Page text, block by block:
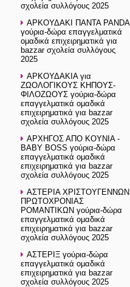
σχολεία συλλόγους 2025
ΑΡΚΟΥΔΑΚΙ ΠΑΝΤΑ PANDA
γούρια-δώρα επαγγελματικά
ομαδικά επιχειρηματικά για
bazzar σχολεία συλλόγους
2025
ΑΡΚΟΥΔΑΚΙΑ για
ΖΩΟΛΟΓΙΚΟΥΣ ΚΗΠΟΥΣ-
ΦΙΛΟΖΩΟΥΣ γούρια-δώρα
επαγγελματικά ομαδικά
επιχειρηματικά για bazzar
σχολεία συλλόγους 2025
ΑΡΧΗΓΟΣ ΑΠΟ ΚΟΥΝΙΑ -
BABY BOSS γούρια-δώρα
επαγγελματικά ομαδικά
επιχειρηματικά για bazzar
σχολεία συλλόγους 2025
ΑΣΤΕΡΙΑ ΧΡΙΣΤΟΥΓΕΝΝΩΝ
ΠΡΩΤΟΧΡΟΝΙΑΣ
ΡΟΜΑΝΤΙΚΩΝ γούρια-δώρα
επαγγελματικά ομαδικά
επιχειρηματικά για bazzar
σχολεία συλλόγους 2025
ΑΣΤΕΡΙΞ γούρια-δώρα
επαγγελματικά ομαδικά
επιχειρηματικά για bazzar
σχολεία συλλόγους 2025